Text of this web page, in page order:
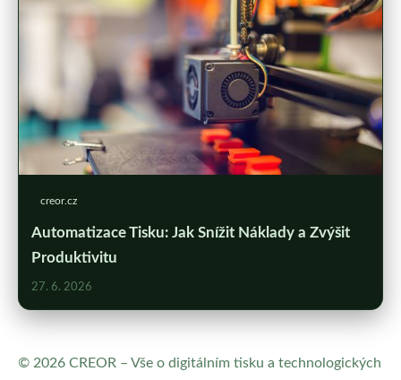
creor.cz
Automatizace Tisku: Jak Snížit Náklady a Zvýšit
Produktivitu
27. 6. 2026
© 2026 CREOR – Vše o digitálním tisku a technologických